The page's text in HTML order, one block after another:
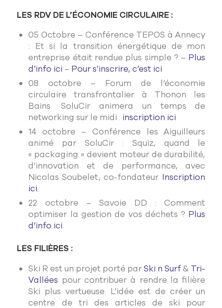
LES RDV DE L’ÉCONOMIE CIRCULAIRE :
05 Octobre – Conférence TEPOS à Annecy
: Et si la transition énergétique de mon
entreprise était rendue plus simple ? – Plus
d’info ici – Pour s’inscrire, c’est ici
08 octobre – Forum de l’économie
circulaire transfrontalier à Thonon les
Bains. SoluCir animera un temps de
networking sur le midi : inscription ici
14 octobre – Conférence les Aiguilleurs
animé par SoluCir : Squiz, quand le
« packaging » devient moteur de durabilité,
d’innovation et de performance, avec
Nicolas Soubelet, co-fondateur. Inscription
ici.
22 octobre – Savoie DD : Comment
optimiser la gestion de vos déchets ? Plus
d’info ici
LES FILIÈRES :
Ski R est un projet porté parSki n Surf& Tri-
Vallées pour contribuer à rendre la filière
Ski plus vertueuse. L’idée est de créer un
centre de tri des articles de ski pour